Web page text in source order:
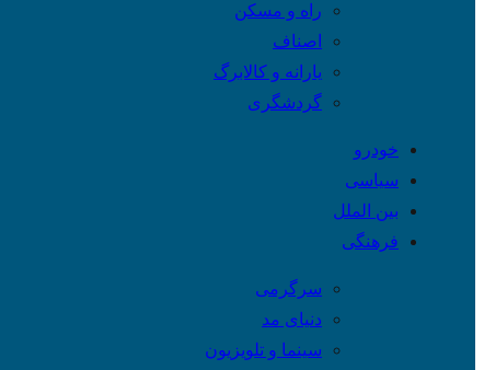
راه و مسکن
اصناف
یارانه و کالابرگ
گردشگری
خودرو
سیاسی
بین الملل
فرهنگی
سرگرمی
دنیای مد
سینما و تلویزیون